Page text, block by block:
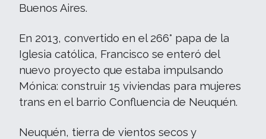
Buenos Aires.
En 2013, convertido en el 266° papa de la
Iglesia católica, Francisco se enteró del
nuevo proyecto que estaba impulsando
Mónica: construir 15 viviendas para mujeres
trans en el barrio Confluencia de Neuquén.
Neuquén, tierra de vientos secos y